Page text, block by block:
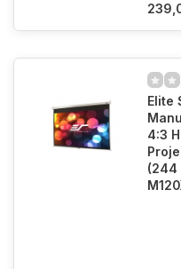
Elite
4:3
(244